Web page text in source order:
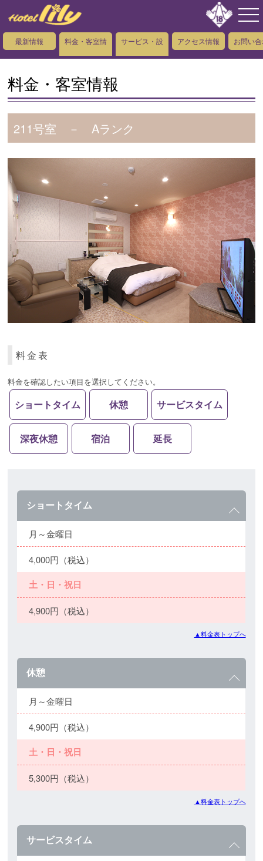
最新情報
料金・客室情
報
サービス・設
備情報
アクセス情報 お問い
料金・客室情報
211号室 － Aランク
料金表
料金を確認したい項目を選択してください。
ショートタイム 休憩 サービスタイム
深夜休憩 宿泊 延長
ショートタイム
月～金曜日
4,000円（税込）
土・日・祝日
4,900円（税込）
▲料金表トップへ
休憩
月～金曜日
4,900円（税込）
土・日・祝日
5,300円（税込）
▲料金表トップへ
サービスタイム